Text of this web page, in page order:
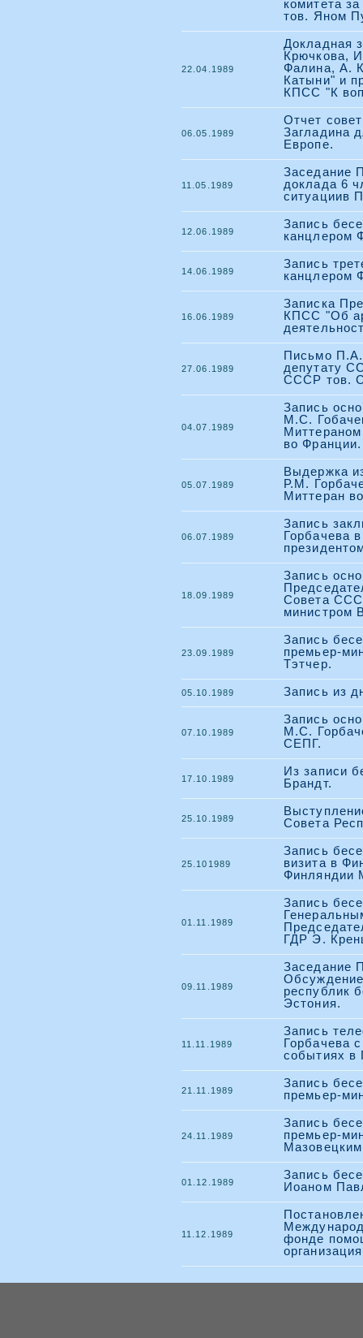
комитета
тов. Яном
22.04.1989
Докладная
Крючкова,
Фалина, А.
Катыни" и
КПСС "К
06.05.1989
Отчет
Загладина
Европе.
11.05.1989
Заседание
доклада 6
ситуациив
12.06.1989
Запись
канцлером
14.06.1989
Запись
канцлером
16.06.1989
Записка
КПСС "Об
27.06.1989
Письмо
депутату
СССР тов.
04.07.1989
Запись
М.С.
во Франции.
05.07.1989
Выдержка
Р.М.
Миттеран
06.07.1989
Запись
Горбачева
18.09.1989
Запись
Совета
министром
23.09.1989
Запись
премьер-
Тэтчер.
05.10.1989 Запись из
07.10.1989
Запись
М.С.
СЕПГ.
17.10.1989
Из записи
Брандт.
25.10.1989
Совета
25.101989
Запись
визита в
Финляндии
01.11.1989
Запись
ГДР Э.
09.11.1989
Заседание
Обсуждение
республик
Эстония.
11.11.1989
Запись
Горбачева
событиях в
21.11.1989
Запись
премьер-
24.11.1989
Запись
премьер-
01.12.1989
Запись
Иоаном
11.12.1989
фонде